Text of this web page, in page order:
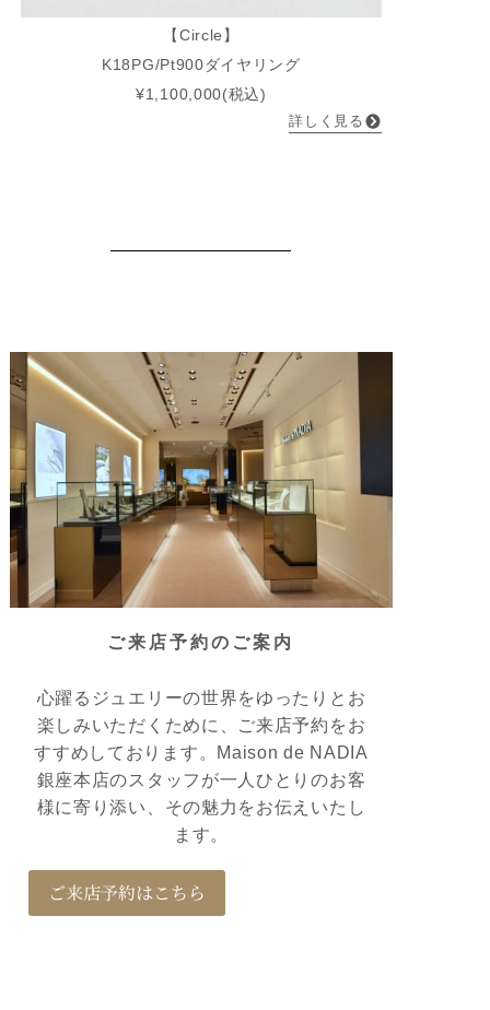
【Circle】
K18PG/Pt900ダイヤリング
¥1,100,000(税込)
詳しく見る
ご来店予約のご案内
心躍るジュエリーの世界をゆったりとお
楽しみいただくために、ご来店予約をお
すすめしております。Maison de NADIA
銀座本店のスタッフが一人ひとりのお客
様に寄り添い、その魅力をお伝えいたし
ます。